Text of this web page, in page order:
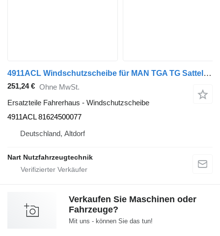
4911ACL Windschutzscheibe für MAN TGA TG Sattelzugmaschine
251,24 € Ohne MwSt.
Ersatzteile Fahrerhaus - Windschutzscheibe
4911ACL 81624500077
Deutschland, Altdorf
Nart Nutzfahrzeugtechnik
Verkaufen Sie Maschinen oder
Fahrzeuge?
Mit uns - können Sie das tun!